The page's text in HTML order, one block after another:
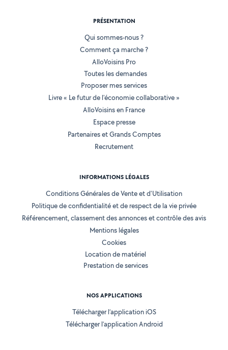
PRÉSENTATION
Qui sommes-nous ?
Comment ça marche ?
AlloVoisins Pro
Toutes les demandes
Proposer mes services
Livre « Le futur de l'économie collaborative »
AlloVoisins en France
Espace presse
Partenaires et Grands Comptes
Recrutement
INFORMATIONS LÉGALES
Conditions Générales de Vente et d'Utilisation
Politique de confidentialité et de respect de la vie privée
Référencement, classement des annonces et contrôle des avis
Mentions légales
Cookies
Location de matériel
Prestation de services
NOS APPLICATIONS
Télécharger l’application iOS
Télécharger l’application Android